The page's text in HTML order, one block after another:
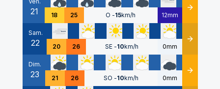
21 18 25 O -15km/h 12mm Détails
Sam.
22 20 26 SE -10km/h 0mm Détails
Dim.
23 21 26 SO -10km/h 0mm Détails